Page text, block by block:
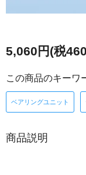
5,060円(税
この商品のキーワ
ベアリングユニット
商品説明